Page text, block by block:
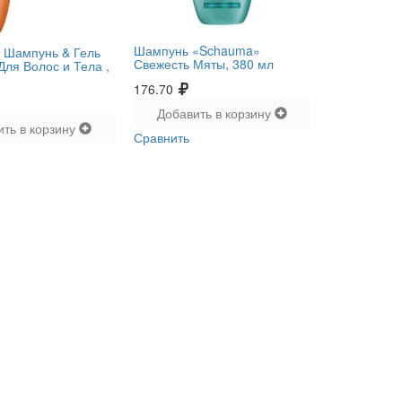
Шампунь & Гель
Волос и Тела ,
в корзину
Шампунь «Schauma»
Свежесть Мяты, 380 мл
176.70
Добавить в корзину
Сравнить